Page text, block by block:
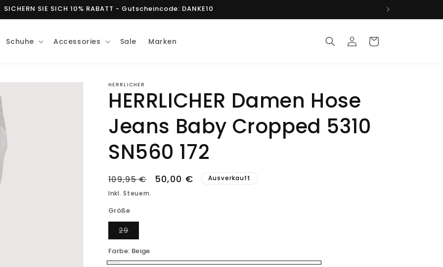
SICHERN SIE SICH 10% RABATT - Gutscheincode: DANKE10
Schuhe Accessories Sale Marken EinloggenWarenkorb
HERRLICHER
HERRLICHER Damen Hose
Jeans Baby Cropped 5310
SN560 172
Normaler
Preis
109,95 € Verkaufspreis
50,00 €
Ausverkauft
Inkl. Steuern.
Größe
29Variante
ausverkauft
nicht
verfügbar
Farbe: Beige